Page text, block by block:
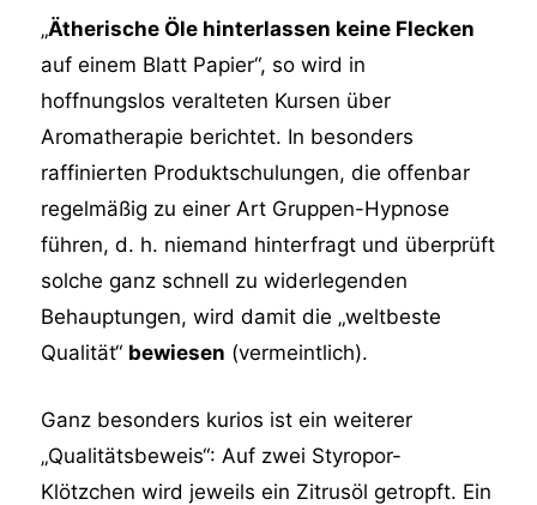
„Ätherische Öle hinterlassen keine Flecken
auf einem Blatt Papier“, so wird in
hoffnungslos veralteten Kursen über
Aromatherapie berichtet. In besonders
raffinierten Produktschulungen, die offenbar
regelmäßig zu einer Art Gruppen-Hypnose
führen, d. h. niemand hinterfragt und überprüft
solche ganz schnell zu widerlegenden
Behauptungen, wird damit die „weltbeste
Qualität“ bewiesen (vermeintlich).
Ganz besonders kurios ist ein weiterer
„Qualitätsbeweis“: Auf zwei Styropor-
Klötzchen wird jeweils ein Zitrusöl getropft. Ein